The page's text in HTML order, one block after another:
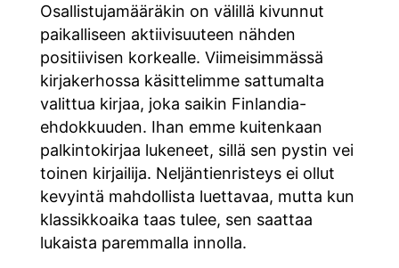
Osallistujamääräkin on välillä kivunnut
paikalliseen aktiivisuuteen nähden
positiivisen korkealle. Viimeisimmässä
kirjakerhossa käsittelimme sattumalta
valittua kirjaa, joka saikin Finlandia-
ehdokkuuden. Ihan emme kuitenkaan
palkintokirjaa lukeneet, sillä sen pystin vei
toinen kirjailija. Neljäntienristeys ei ollut
kevyintä mahdollista luettavaa, mutta kun
klassikkoaika taas tulee, sen saattaa
lukaista paremmalla innolla.